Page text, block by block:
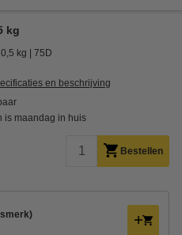
kg
0,5 kg 75D
en beschrijving
is maandag in huis
Bestellen